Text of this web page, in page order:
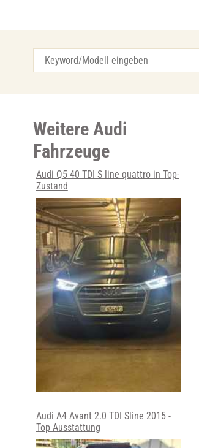
Weitere Audi
Fahrzeuge
Audi Q5 40 TDI S line quattro in Top-
Zustand
Audi A4 Avant 2.0 TDI Sline 2015 -
Top Ausstattung